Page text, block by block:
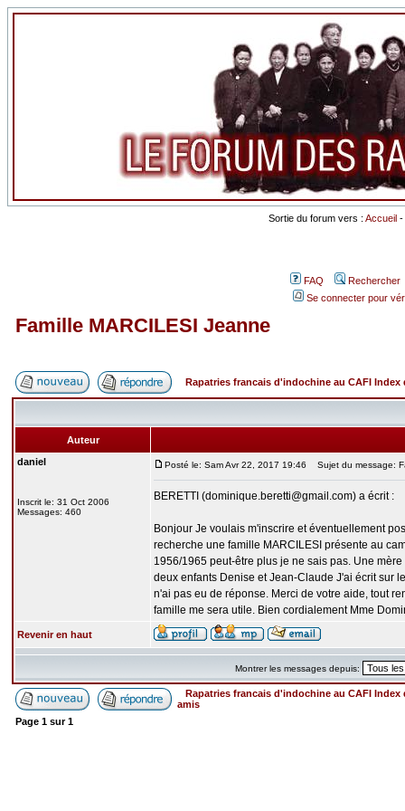
Sortie du forum vers : Accueil -
FAQ
Rechercher
Se connecter pour
Famille MARCILESI Jeanne
Rapatries francais d'indochine au CAFI Index
Auteur
daniel
Inscrit le: 31 Oct 2006
Messages: 460
Posté le: Sam Avr 22, 2017 19:46 Sujet du message:
BERETTI (dominique.beretti@gmail.com) a écrit :
Bonjour Je voulais m'inscrire et éventuellement
recherche une famille MARCILESI présente au
1956/1965 peut-être plus je ne sais pas. Une
deux enfants Denise et Jean-Claude J'ai écrit sur
n'ai pas eu de réponse. Merci de votre aide, tout
famille me sera utile. Bien cordialement Mme
Revenir en haut
Montrer les messages depuis:
Rapatries francais d'indochine au CAFI Index
amis
Page 1 sur1